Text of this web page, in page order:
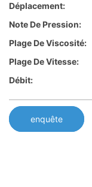
Déplacement:
Note De Pression:
Plage De Viscosité:
Plage De Vitesse:
Débit:
enquête